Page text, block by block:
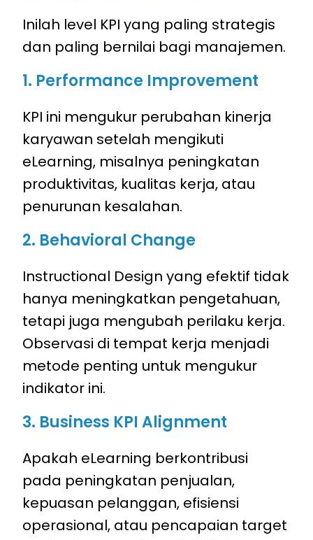
Inilah level KPI yang paling strategis
dan paling bernilai bagi manajemen.
1. Performance Improvement
KPI ini mengukur perubahan kinerja
karyawan setelah mengikuti
eLearning, misalnya peningkatan
produktivitas, kualitas kerja, atau
penurunan kesalahan.
2. Behavioral Change
Instructional Design yang efektif tidak
hanya meningkatkan pengetahuan,
tetapi juga mengubah perilaku kerja.
Observasi di tempat kerja menjadi
metode penting untuk mengukur
indikator ini.
3. Business KPI Alignment
Apakah eLearning berkontribusi
pada peningkatan penjualan,
kepuasan pelanggan, efisiensi
operasional, atau pencapaian target